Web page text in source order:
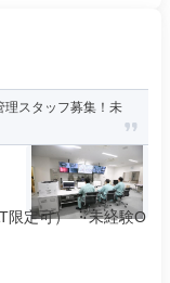
理スタッフ募集！未
限定可） ・未経験O